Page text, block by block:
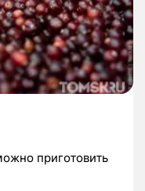
приготовить